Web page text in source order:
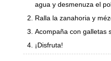
agua y desmenuza el
Ralla la zanahoria y
Acompaña con galletas
¡Disfruta!